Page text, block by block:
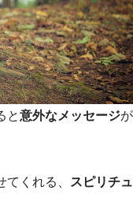
と意外なメッセージが
くれる、
スピリチュ